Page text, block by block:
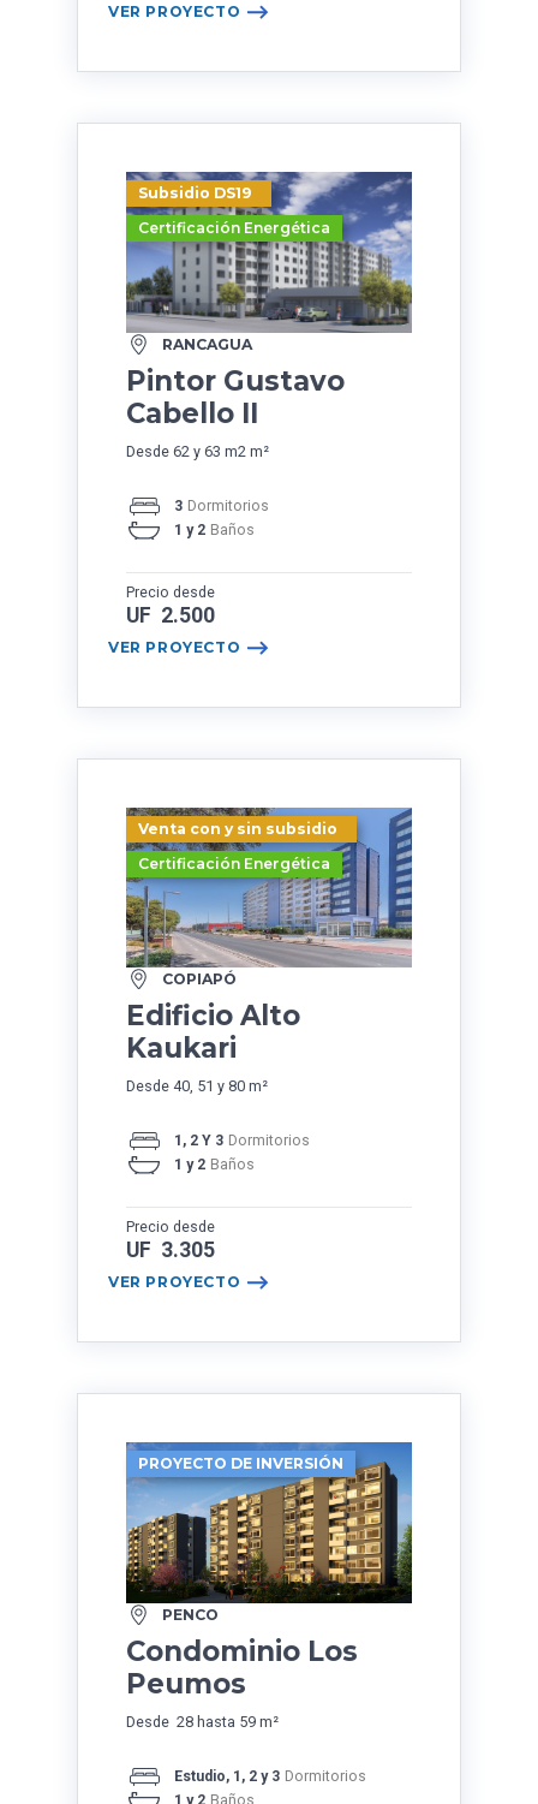
VER PROYECTO
Subsidio DS19
Certificación Energética
RANCAGUA
Pintor Gustavo
Cabello II
Desde 62 y 63 m2 m²
3 Dormitorios
1 y 2 Baños
Precio desde
UF 2.500
VER PROYECTO
Venta con y sin subsidio
Certificación Energética
COPIAPÓ
Edificio Alto
Kaukari
Desde 40, 51 y 80 m²
1, 2 Y 3 Dormitorios
1 y 2 Baños
Precio desde
UF 3.305
VER PROYECTO
PROYECTO DE INVERSIÓN
PENCO
Condominio Los
Peumos
Desde 28 hasta 59 m²
Estudio, 1, 2 y 3 Dormitorios